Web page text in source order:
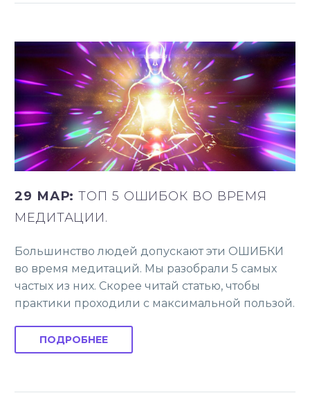
29 МАР:ТОП 5 ОШИБОК ВО ВРЕМЯ
МЕДИТАЦИИ.
Большинство людей допускают эти ОШИБКИ
во время медитаций. Мы разобрали 5 самых
частых из них. Скорее читай статью, чтобы
практики проходили с максимальной пользой.
ПОДРОБНЕЕ